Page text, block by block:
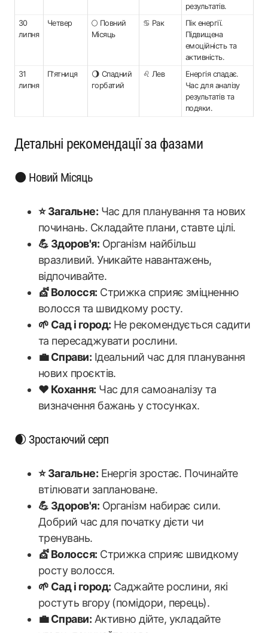
результатів.
30
липня
Четвер
🌕 Повний
Місяць
♋ Рак
Пік енергії.
Підвищена
емоційність та
активність.
31
липня
П'ятниця
🌖 Спадний
горбатий
♌ Лев
Енергія спадає.
Час для аналізу
результатів та
подяки.
Детальні рекомендації за фазами
🌑 Новий Місяць
⭐ Загальне: Час для планування та нових
починань. Складайте плани, ставте цілі.
💪 Здоров'я: Організм найбільш
вразливий. Уникайте навантажень,
відпочивайте.
💇 Волосся: Стрижка сприяє зміцненню
волосся та швидкому росту.
🌱 Сад і город: Не рекомендується садити
та пересаджувати рослини.
💼 Справи: Ідеальний час для планування
нових проєктів.
❤️ Кохання: Час для самоаналізу та
визначення бажань у стосунках.
🌒 Зростаючий серп
⭐ Загальне: Енергія зростає. Починайте
втілювати заплановане.
💪 Здоров'я: Організм набирає сили.
Добрий час для початку дієти чи
тренувань.
💇 Волосся: Стрижка сприяє швидкому
росту волосся.
🌱 Сад і город: Саджайте рослини, які
ростуть вгору (помідори, перець).
💼 Справи: Активно дійте, укладайте